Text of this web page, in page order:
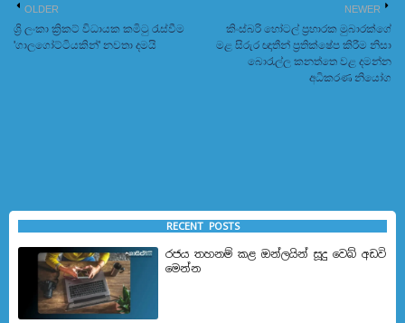
NEWER
කිංස්බරි හෝටල් ප්‍රහාරක මුබාරක්ගේ
මළ සිරුර ඥාතීන් ප්‍රතික්ෂේප කිරීම නිසා
බොරැල්ල කනත්තෙ වළ දමන්න
අධිකරණ නියෝග
OLDER
ශ්‍රි ලංකා ක්‍රිකට් විධායක කමිටු රැස්වීම
'ගාලගෝට්ටියකින්' නවතා දමයි
RECENT POSTS
රජය තහනම් කළ ඔන්ලයින් සූදු වෙබ් අඩවි
මෙන්න